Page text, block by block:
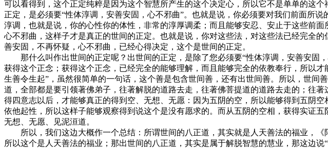
可以看得到，这个正定纯粹是因为这个智慧所产生的这个决定心，所以它不是单单的这
正定，是必须要“性体淳调，安善安固，心不邪曲”。也就是说，你必须要对我们前面所
淳调，也就是说，你的心性你的体性，非常的淳厚调柔；而且能够安忍、安止于这些前
心不邪曲，这样子才是真正的世间的正定。也就是说，你对这些法，对这些法已经完全
善安固，不再怀疑，心不邪曲，已经心得决定，这个是世间的正定。
那什么叫作出世间的正定呢？出世间的正定，是除了您必须要“性体淳调，安善安固
获得这个正念；获得这个正念，已经完全的能够理解，而且能够完全的依教奉行，所以
生善令生起”，虽然很简单的一句话，这个善是包含世间善，还有出世间善。所以，世
道，全部都是要引领著佛弟子，往著解脱的道路去走，往著佛菩提道的道路去走的；往
得四意志以后，才能够真正的得到空、无想、无愿：因为五阴的空，所以能够得到五阴
依他起性，所以这样子能够观察得到说这个是没有愿求的。而从五阴的空相，获得实证
无想、无愿、见泥洹道。
所以，我们这边大概作一个总结：所谓世间的八正道，其实就是人天善法的福业，《
所以这个是人天善法的福业；那出世间的八正道，其实是属于解脱智慧的慧业，那这边